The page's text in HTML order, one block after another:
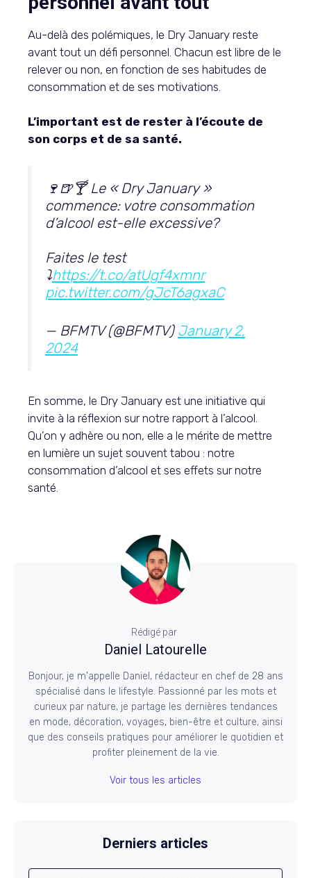
Au-delà des polémiques, le Dry January reste
avant tout un défi personnel. Chacun est libre de le
relever ou non, en fonction de ses habitudes de
consommation et de ses motivations.
L’important est de rester à l’écoute de
son corps et de sa santé.
🍷🍺🍸 Le « Dry January »
commence: votre consommation
d’alcool est-elle excessive?
Faites le test
⤵️https://t.co/atUgf4xmnr
pic.twitter.com/gJcT6agxaC
— BFMTV (@BFMTV) January 2,
2024
En somme, le Dry January est une initiative qui
invite à la réflexion sur notre rapport à l’alcool.
Qu’on y adhère ou non, elle a le mérite de mettre
en lumière un sujet souvent tabou : notre
consommation d’alcool et ses effets sur notre
santé.
Rédigé par
Daniel Latourelle
Bonjour, je m'appelle Daniel, rédacteur en chef de 28 ans
spécialisé dans le lifestyle. Passionné par les mots et
curieux par nature, je partage les dernières tendances
en mode, décoration, voyages, bien-être et culture, ainsi
que des conseils pratiques pour améliorer le quotidien et
profiter pleinement de la vie.
Voir tous les articles
Derniers articles